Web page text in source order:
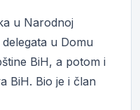
u Narodnoj
u Domu
BiH, a potom i
BiH. Bio je i član